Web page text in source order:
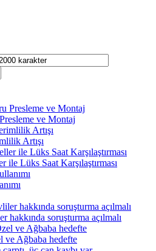
ve Montaj
Artışı
Lüks Saat Karşılaştırması
hakkında soruşturma açılmalı
ve Ağbaba hedefte